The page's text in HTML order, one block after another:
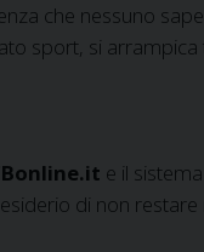
che nessuno
sport, si
e il
di non restare